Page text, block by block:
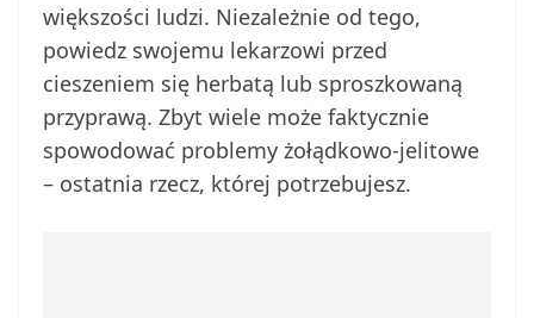
większości ludzi. Niezależnie od tego,
powiedz swojemu lekarzowi przed
cieszeniem się herbatą lub sproszkowaną
przyprawą. Zbyt wiele może faktycznie
spowodować problemy żołądkowo-jelitowe
– ostatnia rzecz, której potrzebujesz.